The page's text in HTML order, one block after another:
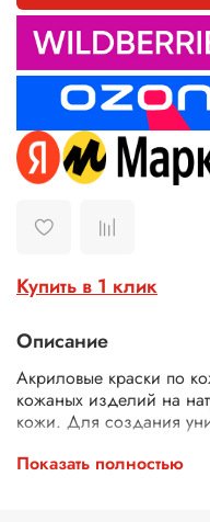
Купить в 1 клик
Описание
Акриловые краски по
кожаных изделий на
кожи. Для создания
кроссовках, куртках,
Водостойкие краски
Показать полностью